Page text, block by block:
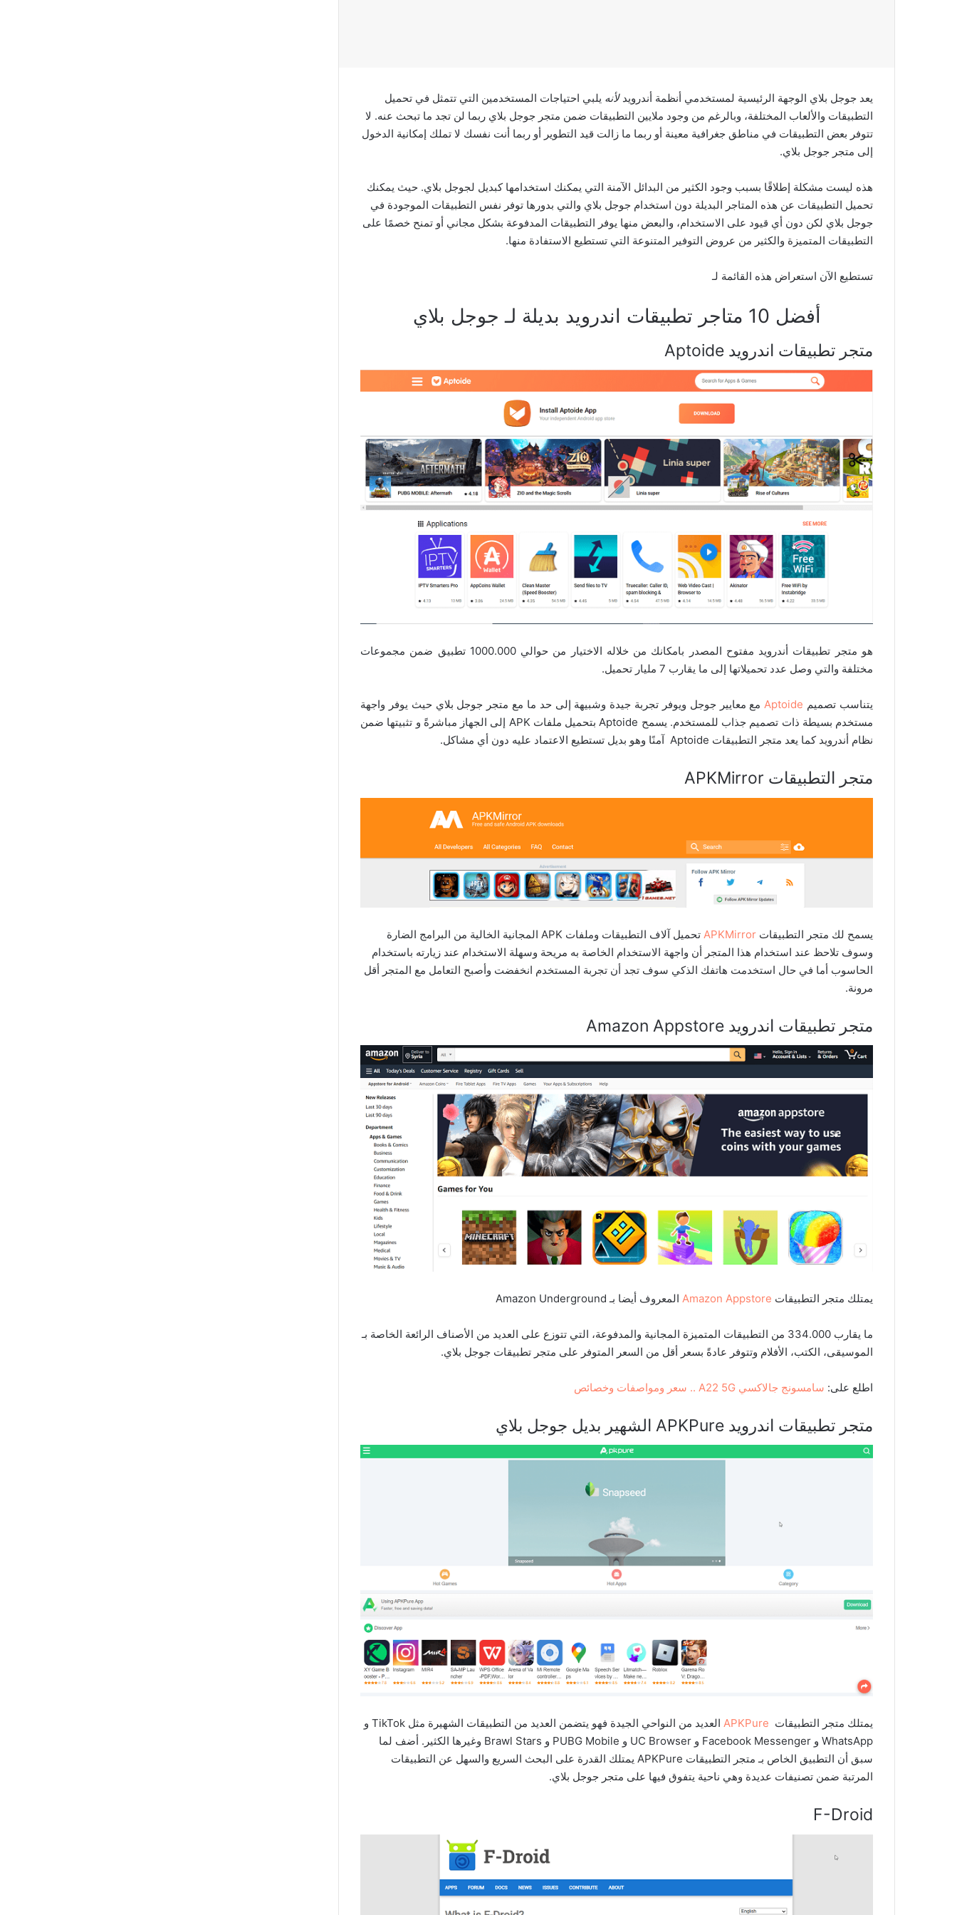
يعد جوجل بلاي الوجهة الرئيسية لمستخدمي أنظمة أندرويدلأنه يلبي احتياجات المستخدمين التي تتمثل في تحميل
التطبيقات والألعاب المختلفة، وبالرغم من وجود ملايين التطبيقات ضمن متجر جوجل بلاي ربما لن تجد ما تبحث عنه. لا
تتوفر بعض التطبيقات في مناطق جغرافية معينة أو ربما ما زالت قيد التطوير أو ربما أنت نفسك لا تملك إمكانية الدخول
إلى متجر جوجل بلاي.
هذه ليست مشكلة إطلاقًا بسبب وجود الكثير من البدائل الآمنة التي يمكنك استخدامها كبديل لجوجل بلاي. حيث يمكنك
تحميل التطبيقات عن هذه المتاجر البديلة دون استخدام جوجل بلاي والتي بدورها توفر نفس التطبيقات الموجودة في
جوجل بلاي لكن دون أي قيود على الاستخدام، والبعض منها يوفر التطبيقات المدفوعة بشكل مجاني أو تمنح خصمًا على
التطبيقات المتميزة والكثير من عروض التوفير المتنوعة التي تستطيع الاستفادة منها.
تستطيع الآن استعراض هذه القائمة لـ
أفضل 10 متاجر تطبيقات اندرويد بديلة لـ جوجل بلاي
متجر تطبيقات اندرويد Aptoide
هو متجر تطبيقات أندرويد مفتوح المصدر بامكانك من خلاله الاختيار من حوالي 1000.000 تطبيق ضمن مجموعات
مختلفة والتي وصل عدد تحميلاتها إلى ما يقارب 7 مليار تحميل.
يتناسب تصميم Aptoideمع معايير جوجل ويوفر تجربة جيدة وشبيهة إلى حد ما مع متجر جوجل بلاي حيث يوفر واجهة
مستخدم بسيطة ذات تصميم جذاب للمستخدم. يسمح Aptoide بتحميل ملفات APK إلى الجهاز مباشرةً و تثبيتها ضمن
نظام أندرويد كما يعد متجر التطبيقات Aptoide آمنًا وهو بديل تستطيع الاعتماد عليه دون أي مشاكل.
متجر التطبيقات APKMirror
يسمح لك متجر التطبيقات APKMirror
تحميل آلاف التطبيقات وملفات APK المجانية الخالية من البرامج الضارة
وسوف تلاحظ عند استخدام هذا المتجر أن واجهة الاستخدام الخاصة به مريحة وسهلة الاستخدام عند زيارته باستخدام
الحاسوب أما في حال استخدمت هاتفك الذكي سوف تجد أن تجربة المستخدم انخفضت وأصبح التعامل مع المتجر أقل
مرونة.
متجر تطبيقات اندرويد Amazon Appstore
يمتلك متجر التطبيقات Amazon Appstore المعروف أيضا بـ Amazon Underground
ما يقارب 334.000 من التطبيقات المتميزة المجانية والمدفوعة، التي تتوزع على العديد من الأصناف الرائعة الخاصة بـ
الموسيقى، الكتب، الأفلام وتتوفر عادةً بسعر أقل من السعر المتوفر على متجر تطبيقات جوجل بلاي.
اطلع على: سامسونج جالاكسي A22 5G .. سعر ومواصفات وخصائص
متجر تطبيقات اندرويد APKPure الشهير بديل جوجل بلاي
يمتلك متجر التطبيقات APKPure
العديد من النواحي الجيدة فهو يتضمن العديد من التطبيقات الشهيرة مثل TikTok و
WhatsApp و Facebook Messenger و UC Browser و PUBG Mobile و Brawl Stars وغيرها الكثير. أضف لما
سبق أن التطبيق الخاص بـ متجر التطبيقات APKPure يمتلك القدرة على البحث السريع والسهل عن التطبيقات
المرتبة ضمن تصنيفات عديدة وهي ناحية يتفوق فيها على متجر جوجل بلاي.
F-Droid